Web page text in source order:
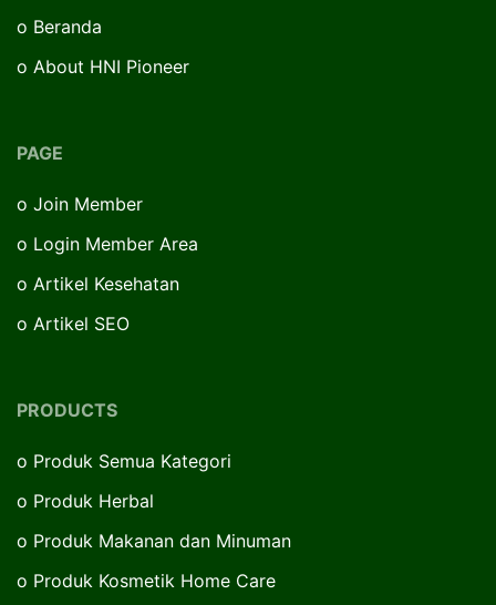
o Beranda
o About HNI Pioneer
PAGE
o Join Member
o Login Member Area
o Artikel Kesehatan
o Artikel SEO
PRODUCTS
o Produk Semua Kategori
o Produk Herbal
o Produk Makanan dan Minuman
o Produk Kosmetik Home Care